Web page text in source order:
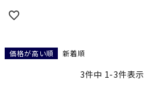
価格が高い順 新着順
3件中 1-3件表示